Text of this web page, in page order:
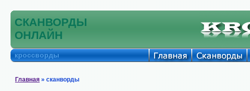
СКАНВОРДЫ
ОНЛАЙН
кроссворды
Главная » сканворды